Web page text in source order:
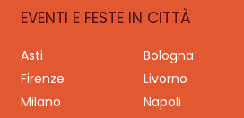
EVENTI E FESTE IN CITTÀ
Asti Bologna
Firenze
Livorno
Milano
Napoli